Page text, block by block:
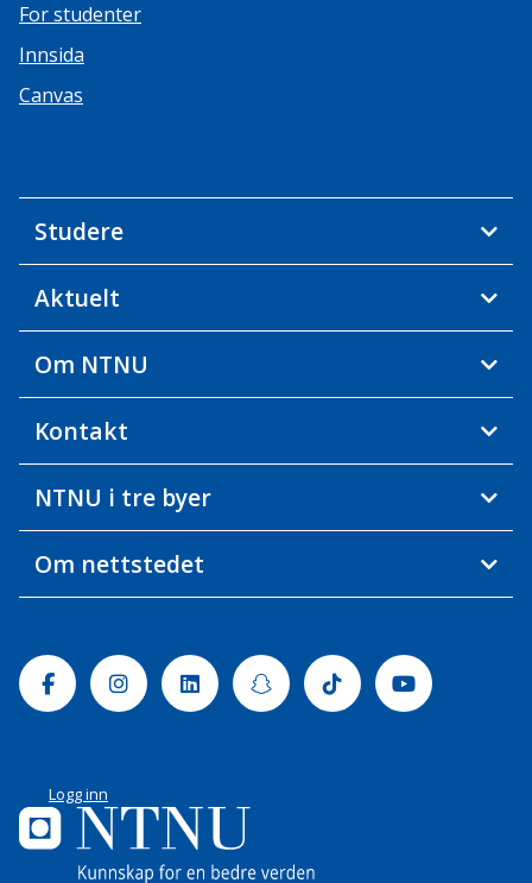
For studenter
Innsida
Canvas
Studere
Aktuelt
Om NTNU
Kontakt
NTNU i tre byer
Om nettstedet
FacebookInstagramLinkedinSnapchatTiktok Youtube
Logg inn